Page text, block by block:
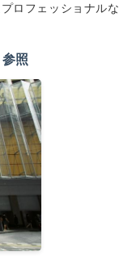
ロフェッショナルな
照